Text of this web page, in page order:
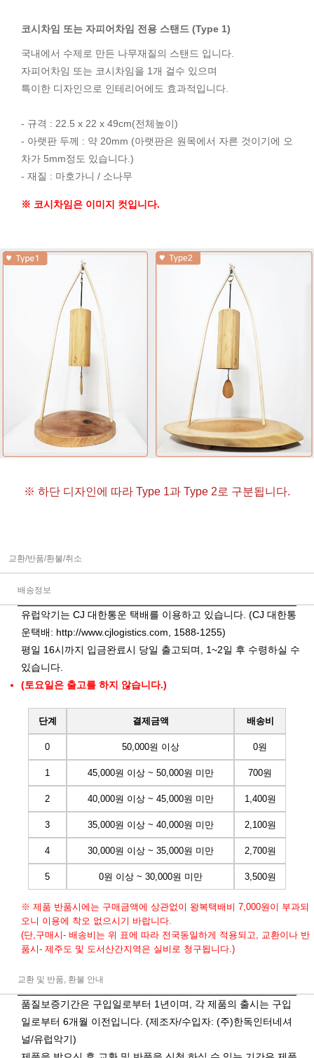
코시차임 또는 자피어차임 전용 스탠드 (Type 1)
국내에서 수제로 만든 나무재질의 스탠드 입니다.
자피어차임 또는 코시차임을 1개 걸수 있으며
특이한 디자인으로 인테리어에도 효과적입니다.
- 규격 : 22.5 x 22 x 49cm(전체높이)
- 아랫판 두께 : 약 20mm (아랫판은 원목에서 자른 것이기에 오
차가 5mm정도 있습니다.)
- 재질 : 마호가니 / 소나무
※ 코시차임은 이미지 컷입니다.
※ 하단 디자인에 따라 Type 1과 Type 2로 구분됩니다.
교환/반품/환불/취소
배송정보
유럽악기는 CJ 대한통운 택배를 이용하고 있습니다. (CJ 대한통
운택배: http://www.cjlogistics.com , 1588-1255)
평일 16시까지 입금완료시 당일 출고되며, 1~2일 후 수령하실 수
있습니다.
(토요일은 출고를 하지 않습니다.)
단계 결제금액 배송비
0 50,000원 이상 0원
1 45,000원 이상 ~ 50,000원 미만 700원
2 40,000원 이상 ~ 45,000원 미만 1,400원
3 35,000원 이상 ~ 40,000원 미만 2,100원
4 30,000원 이상 ~ 35,000원 미만 2,700원
5 0원 이상 ~ 30,000원 미만 3,500원
※ 제품 반품시에는 구매금액에 상관없이 왕복택배비 7,000원이 부과되
오니 이용에 착오 없으시기 바랍니다.
(단,구매시- 배송비는 위 표에 따라 전국동일하게 적용되고, 교환이나 반
품시- 제주도 및 도서산간지역은 실비로 청구됩니다.)
교환 및 반품, 환불 안내
품질보증기간은 구입일로부터 1년이며, 각 제품의 출시는 구입
일로부터 6개월 이전입니다. (제조자/수입자: (주)한독인터네셔
널/유럽악기)